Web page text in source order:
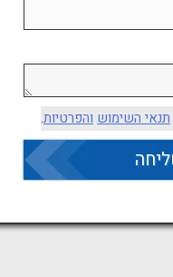
תנאי השימוש והפרטיות.